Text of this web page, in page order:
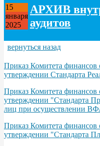
15
января
2025
АРХИВ
аудитов
вернуться назад
Приказ Комитета
утверждении Стандарта
Приказ Комитета
утверждении "Стандарта
лиц при осуществлении
Приказ Комитета
утверждении "Стандарта